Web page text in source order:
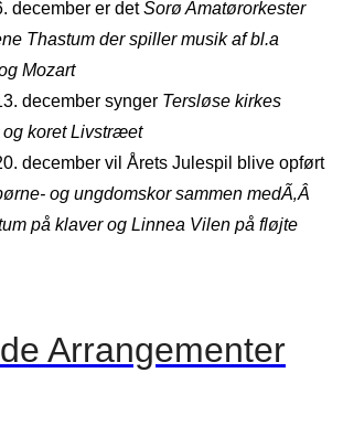
december er detSorø Amatørorkester
Thastum der spiller musik af bl.a
Mozart
december synger Tersløse kirkes
koret Livstræet
december vil Årets Julespil blive opført
og ungdomskor sammen medÃ‚Â
på klaver og Linnea Vilen på fløjte
Arrangementer